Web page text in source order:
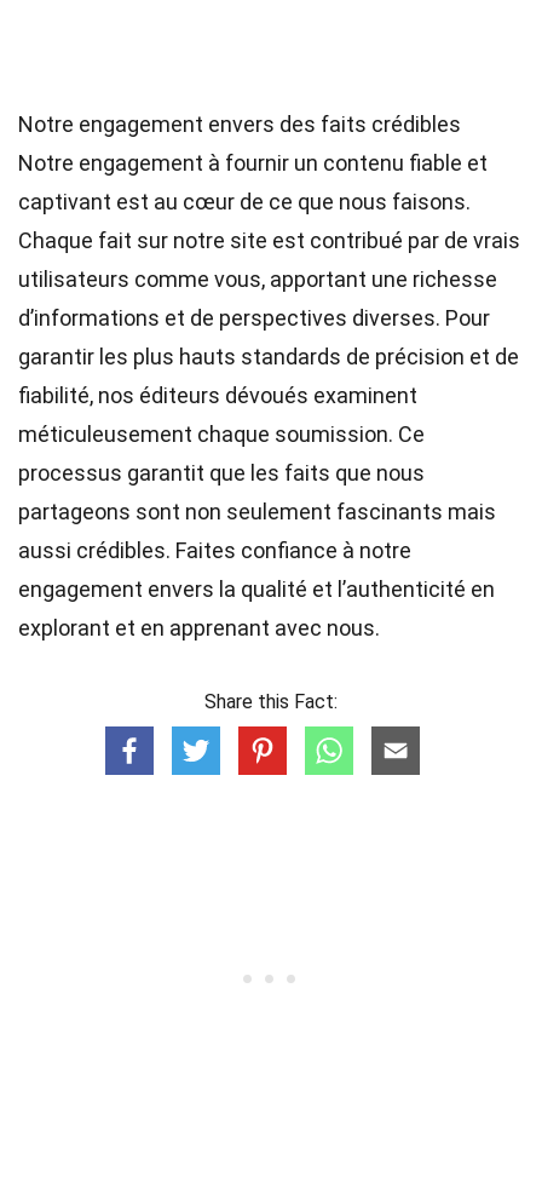
Notre engagement envers des faits crédibles
Notre engagement à fournir un contenu fiable et
captivant est au cœur de ce que nous faisons.
Chaque fait sur notre site est contribué par de vrais
utilisateurs comme vous, apportant une richesse
d’informations et de perspectives diverses. Pour
garantir les plus hauts standards de précision et de
fiabilité, nos éditeurs dévoués examinent
méticuleusement chaque soumission. Ce
processus garantit que les faits que nous
partageons sont non seulement fascinants mais
aussi crédibles. Faites confiance à notre
engagement envers la qualité et l’authenticité en
explorant et en apprenant avec nous.
Share this Fact: